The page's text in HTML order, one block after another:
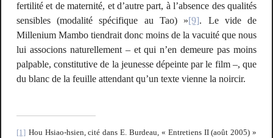
fertilité et de maternité, et d’autre part, à l’absence des qualités
sensibles (modalité spécifique au Tao) »[9]. Le vide de
Millenium Mambotiendrait donc moins de la vacuité que nous
lui associons naturellement – et qui n’en demeure pas moins
palpable, constitutive de la jeunesse dépeinte par le film –, que
du blanc de la feuille attendant qu’un texte vienne la noircir.
[1] Hou Hsiao-hsien, cité dans E. Burdeau, « Entretiens II (août 2005) »